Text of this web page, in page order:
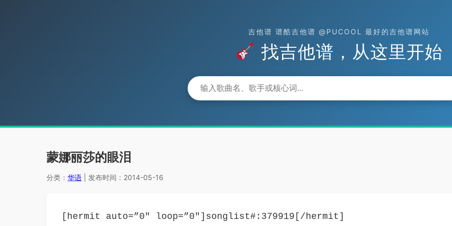
吉他谱 谱酷吉他谱 @PUCOOL 最好的吉他谱网站
找吉他谱，从这里开始
蒙娜丽莎的眼泪
分类： 华语 | 发布时间：2014-05-16
[hermit auto=”0″ loop=”0″]songlist#:379919[/hermit]